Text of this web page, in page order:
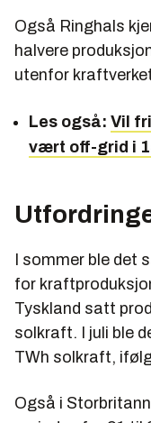
Også Ringhals
halvere
utenfor
Les også: Vil
vært off-grid i
I sommer ble det
for
Tyskland satt
solkraft. I juli ble
TWh solkraft,
Også i